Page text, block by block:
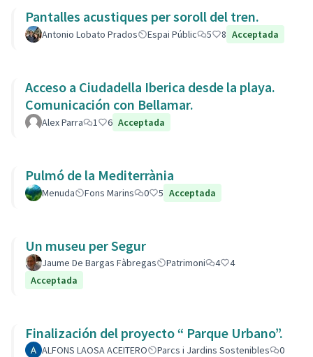
Pantalles acustiques per soroll del tren.
Antonio Lobato Prados Espai Públic 5 8 Acceptada
Acceso a Ciudadella Iberica desde la playa.
Comunicación con Bellamar.
Alex Parra 1 6 Acceptada
Pulmó de la Mediterrània
Menuda Fons Marins 0 5 Acceptada
Un museu per Segur
Jaume De Bargas Fàbregas Patrimoni 4
4
Acceptada
Finalización del proyecto “ Parque Urbano”.
ALFONS LAOSA ACEITERO Parcs i Jardins Sostenibles
0